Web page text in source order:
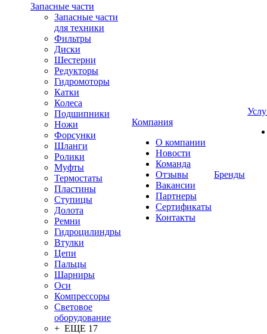
Запасные части
Запасные части
для техники
Фильтры
Диски
Шестерни
Редукторы
Гидромоторы
Катки
Колеса
Подшипники
Ножи
Форсунки
Шланги
Ролики
Муфты
Термостаты
Пластины
Ступицы
Долота
Ремни
Гидроцилиндры
Втулки
Цепи
Пальцы
Шарниры
Оси
Компрессоры
Световое
оборудование
+ ЕЩЕ 17
Компания
О компании
Новости
Команда
Отзывы
Вакансии
Партнеры
Сертификаты
Контакты
Бренды